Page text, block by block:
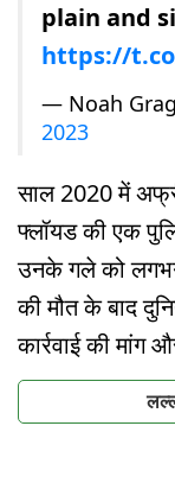
plain and
https://
— Noah
2023
साल 2020 में
फ्लॉयड की एक
उनके गले को
की मौत के बाद
कार्रवाई की मांग